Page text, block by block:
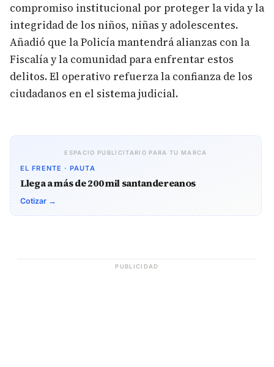
compromiso institucional por proteger la vida y la
integridad de los niños, niñas y adolescentes.
Añadió que la Policía mantendrá alianzas con la
Fiscalía y la comunidad para enfrentar estos
delitos. El operativo refuerza la confianza de los
ciudadanos en el sistema judicial.
ESPACIO PUBLICITARIO PARA TU MARCA
EL FRENTE · PAUTA
Llega a más de 200 mil santandereanos
Cotizar →
PUBLICIDAD